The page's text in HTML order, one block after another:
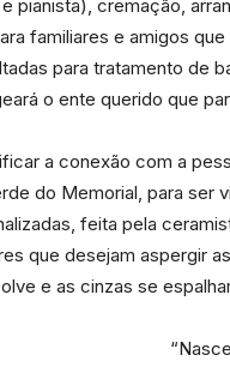
pianista), cremação,
familiares e amigos
para tratamento de
o ente querido que
a conexão com a
do Memorial, para ser
feita pela
que desejam aspergir
e as cinzas se